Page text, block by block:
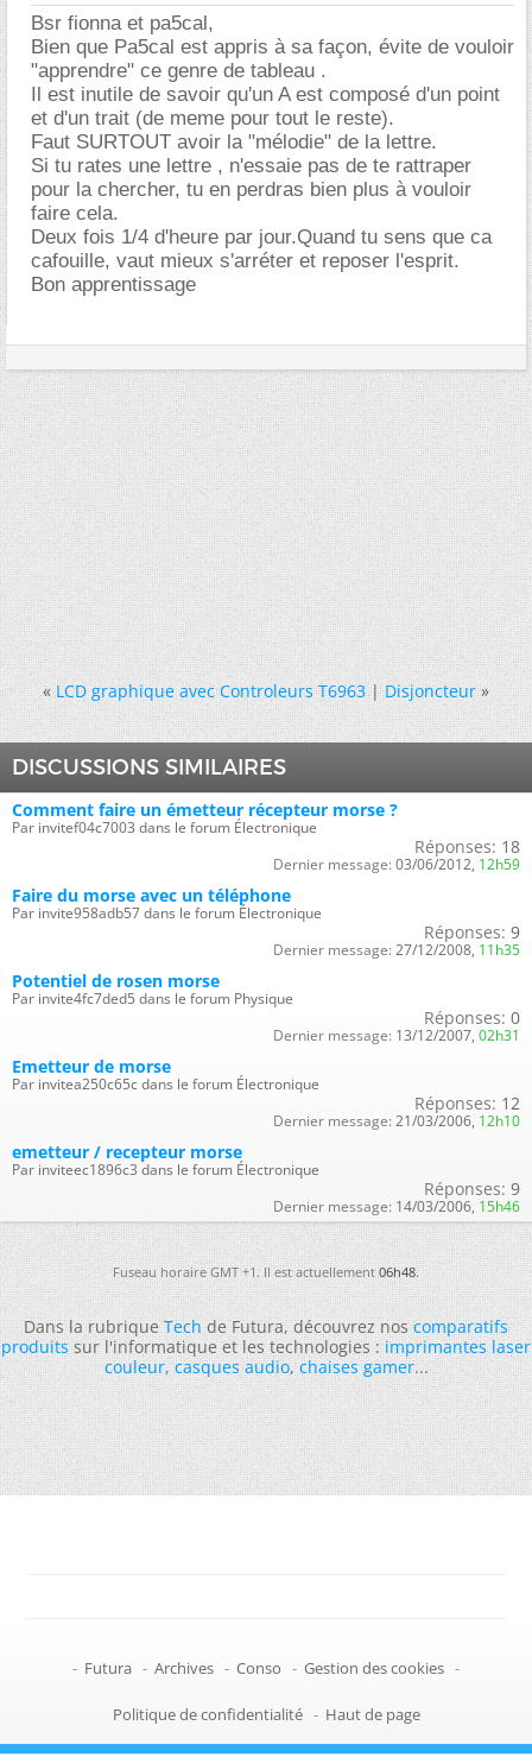
Bsr fionna et pa5cal,
Bien que Pa5cal est appris à sa façon, évite de vouloir
"apprendre" ce genre de tableau .
Il est inutile de savoir qu'un A est composé d'un point
et d'un trait (de meme pour tout le reste).
Faut SURTOUT avoir la "mélodie" de la lettre.
Si tu rates une lettre , n'essaie pas de te rattraper
pour la chercher, tu en perdras bien plus à vouloir
faire cela.
Deux fois 1/4 d'heure par jour.Quand tu sens que ca
cafouille, vaut mieux s'arréter et reposer l'esprit.
Bon apprentissage
« LCD graphique avec Controleurs T6963|Disjoncteur »
DISCUSSIONS SIMILAIRES
Comment faire un émetteur récepteur morse ?
Par invitef04c7003 dans le forum Électronique
Réponses: 18
Dernier message: 03/06/2012, 12h59
Faire du morse avec un téléphone
Par invite958adb57 dans le forum Électronique
Réponses: 9
Dernier message: 27/12/2008, 11h35
Potentiel de rosen morse
Par invite4fc7ded5 dans le forum Physique
Réponses: 0
Dernier message: 13/12/2007, 02h31
Emetteur de morse
Par invitea250c65c dans le forum Électronique
Réponses: 12
Dernier message: 21/03/2006, 12h10
emetteur / recepteur morse
Par inviteec1896c3 dans le forum Électronique
Réponses: 9
Dernier message: 14/03/2006, 15h46
Fuseau horaire GMT +1. Il est actuellement06h48.
Dans la rubriqueTechde Futura, découvrez noscomparatifs
produitssur l'informatique et les technologies :imprimantes laser
couleur,casques audio,chaises gamer...
- Futura - Archives - Conso - Gestion des cookies -
Politique de confidentialité - Haut de page